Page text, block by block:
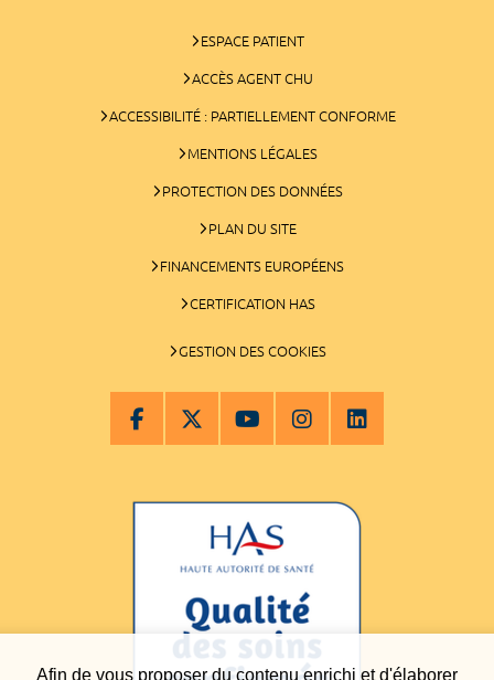
Afin de vous proposer du contenu enrichi et d'élaborer
ESPACE PATIENT
ACCÈS AGENT CHU
ACCESSIBILITÉ : PARTIELLEMENT CONFORME
MENTIONS LÉGALES
PROTECTION DES DONNÉES
PLAN DU SITE
FINANCEMENTS EUROPÉENS
CERTIFICATION HAS
GESTION DES COOKIES